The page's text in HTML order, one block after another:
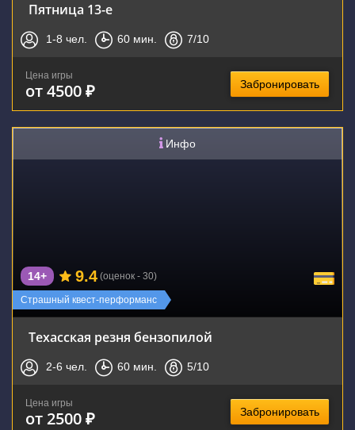
Пятница 13-е
1-8 чел. 60 мин. 7/10
Цена игры
от 4500 ₽ Забронировать
Инфо
Страшный квест-перформанс
14+ 9.4 (оценок - 30)
Техасская резня бензопилой
2-6 чел. 60 мин. 5/10
Цена игры
от 2500 ₽ Забронировать